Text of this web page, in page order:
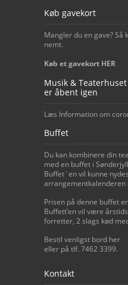
Køb gavekort
Mangler du en gave? Så
nemt.
Køb et gavekort HER
Musik &
er åbent igen
Læs Information om
Buffet
Du kan kombinere din
med en buffet i
Buffet`en vil kunne
arrangementkalenderen
Prisen på denne buffet
Buffett’en vil være
forretter, 2 slags kød
Bestil venligst bord her
eller på tlf. 7462 3399.
Kontakt